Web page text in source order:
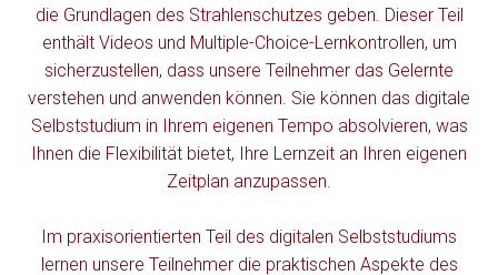
die Grundlagen des Strahlenschutzes geben. Dieser Teil
enthält Videos und Multiple-Choice-Lernkontrollen, um
sicherzustellen, dass unsere Teilnehmer das Gelernte
verstehen und anwenden können. Sie können das digitale
Selbststudium in Ihrem eigenen Tempo absolvieren, was
Ihnen die Flexibilität bietet, Ihre Lernzeit an Ihren eigenen
Zeitplan anzupassen.
Im praxisorientierten Teil des digitalen Selbststudiums
lernen unsere Teilnehmer die praktischen Aspekte des